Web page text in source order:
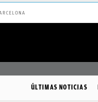
ÚLTIMAS NOTICIAS